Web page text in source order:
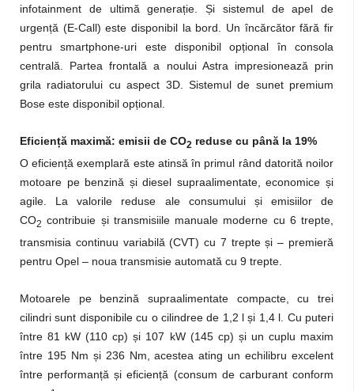
infotainment de ultimă generație. Și sistemul de apel de
urgență (E-Call) este disponibil la bord. Un încărcător fără fir
pentru smartphone-uri este disponibil opțional în consola
centrală. Partea frontală a noului Astra impresionează prin
grila radiatorului cu aspect 3D. Sistemul de sunet premium
Bose este disponibil opțional.
Eficiență maximă: emisii de CO2 reduse cu până la 19%
O eficiență exemplară este atinsă în primul rând datorită noilor
motoare pe benzină și diesel supraalimentate, economice și
agile. La valorile reduse ale consumului și emisiilor de
CO2 contribuie și transmisiile manuale moderne cu 6 trepte,
transmisia continuu variabilă (CVT) cu 7 trepte și – premieră
pentru Opel – noua transmisie automată cu 9 trepte.
Motoarele pe benzină supraalimentate compacte, cu trei
cilindri sunt disponibile cu o cilindree de 1,2 l și 1,4 l. Cu puteri
între 81 kW (110 cp) și 107 kW (145 cp) și un cuplu maxim
între 195 Nm și 236 Nm, acestea ating un echilibru excelent
între performanță și eficiență (consum de carburant conform